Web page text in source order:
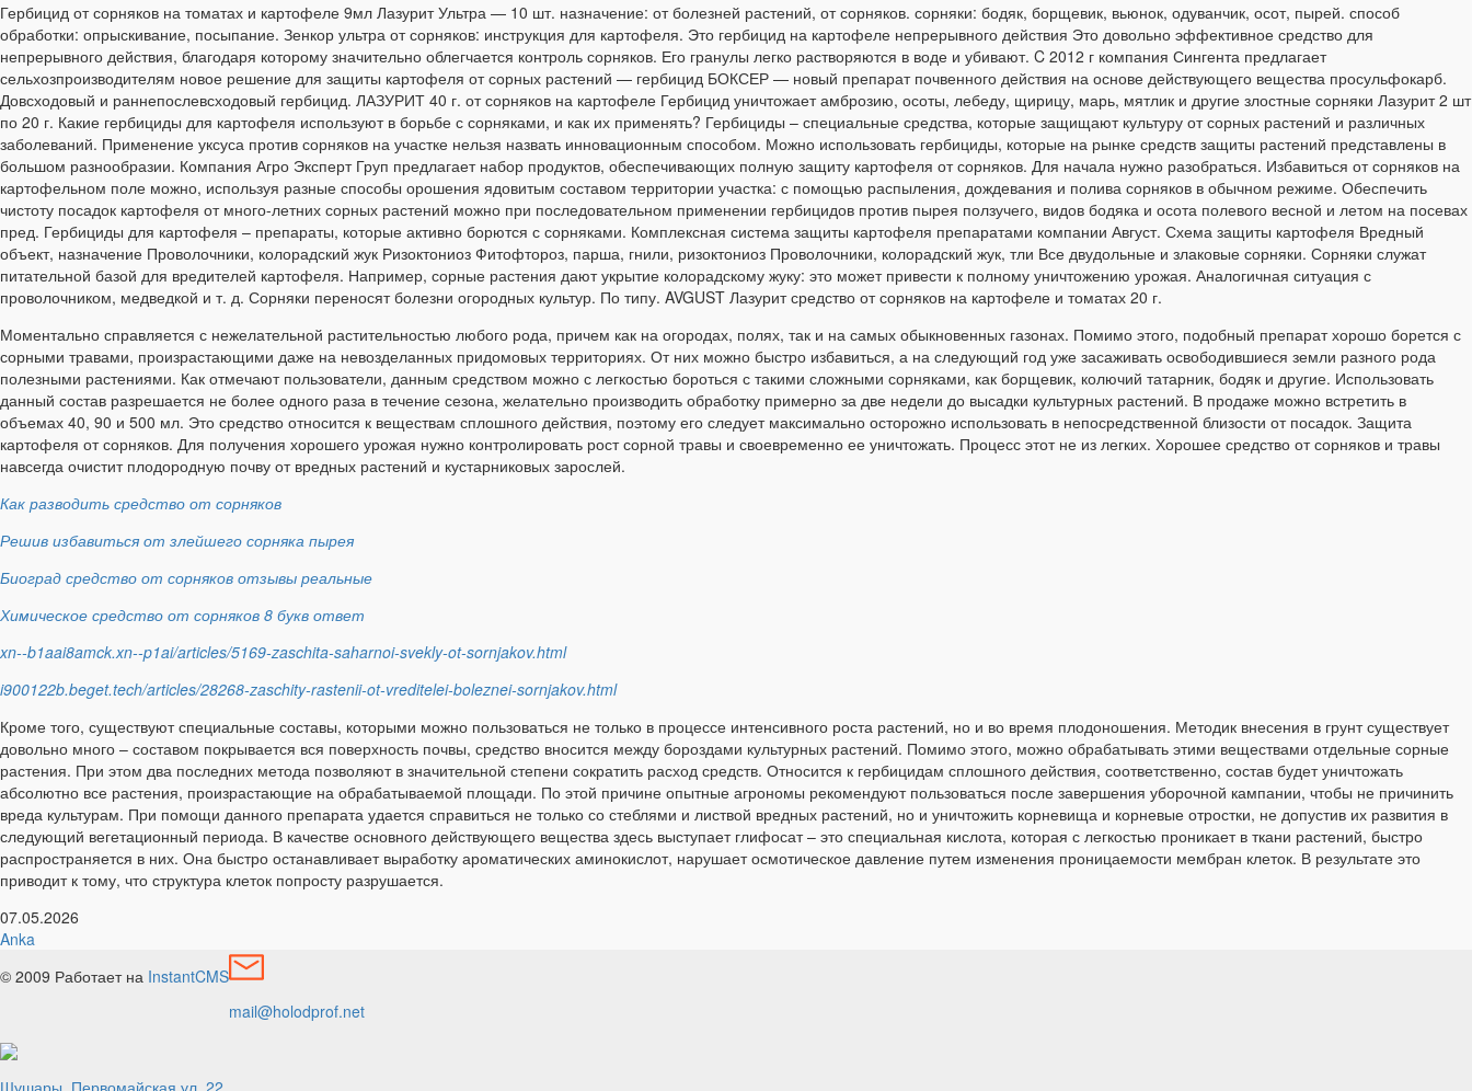
Гербицид от сорняков на томатах и картофеле 9мл Лазурит Ультра — 10 шт. назначение: от болезней растений, от сорняков. сорняки: бодяк, борщевик, вьюнок, одуванчик, осот, пырей. способ
обработки: опрыскивание, посыпание. Зенкор ультра от сорняков: инструкция для картофеля. Это гербицид на картофеле непрерывного действия Это довольно эффективное средство для
непрерывного действия, благодаря которому значительно облегчается контроль сорняков. Его гранулы легко растворяются в воде и убивают. C 2012 г компания Сингента предлагает
сельхозпроизводителям новое решение для защиты картофеля от сорных растений — гербицид БОКСЕР — новый препарат почвенного действия на основе действующего вещества просульфокарб.
Довсходовый и раннепослевсходовый гербицид. ЛАЗУРИТ 40 г. от сорняков на картофеле Гербицид уничтожает амброзию, осоты, лебеду, щирицу, марь, мятлик и другие злостные сорняки Лазурит 2 шт
по 20 г. Какие гербициды для картофеля используют в борьбе с сорняками, и как их применять? Гербициды – специальные средства, которые защищают культуру от сорных растений и различных
заболеваний. Применение уксуса против сорняков на участке нельзя назвать инновационным способом. Можно использовать гербициды, которые на рынке средств защиты растений представлены в
большом разнообразии. Компания Агро Эксперт Груп предлагает набор продуктов, обеспечивающих полную защиту картофеля от сорняков. Для начала нужно разобраться. Избавиться от сорняков на
картофельном поле можно, используя разные способы орошения ядовитым составом территории участка: с помощью распыления, дождевания и полива сорняков в обычном режиме. Обеспечить
чистоту посадок картофеля от много-летних сорных растений можно при последовательном применении гербицидов против пырея ползучего, видов бодяка и осота полевого весной и летом на посевах
пред. Гербициды для картофеля – препараты, которые активно борются с сорняками. Комплексная система защиты картофеля препаратами компании Август. Схема защиты картофеля Вредный
объект, назначение Проволочники, колорадский жук Ризоктониоз Фитофтороз, парша, гнили, ризоктониоз Проволочники, колорадский жук, тли Все двудольные и злаковые сорняки. Сорняки служат
питательной базой для вредителей картофеля. Например, сорные растения дают укрытие колорадскому жуку: это может привести к полному уничтожению урожая. Аналогичная ситуация с
проволочником, медведкой и т. д. Сорняки переносят болезни огородных культур. По типу. AVGUST Лазурит средство от сорняков на картофеле и томатах 20 г.
Моментально справляется с нежелательной растительностью любого рода, причем как на огородах, полях, так и на самых обыкновенных газонах. Помимо этого, подобный препарат хорошо борется с
сорными травами, произрастающими даже на невозделанных придомовых территориях. От них можно быстро избавиться, а на следующий год уже засаживать освободившиеся земли разного рода
полезными растениями. Как отмечают пользователи, данным средством можно с легкостью бороться с такими сложными сорняками, как борщевик, колючий татарник, бодяк и другие. Использовать
данный состав разрешается не более одного раза в течение сезона, желательно производить обработку примерно за две недели до высадки культурных растений. В продаже можно встретить в
объемах 40, 90 и 500 мл. Это средство относится к веществам сплошного действия, поэтому его следует максимально осторожно использовать в непосредственной близости от посадок. Защита
картофеля от сорняков. Для получения хорошего урожая нужно контролировать рост сорной травы и своевременно ее уничтожать. Процесс этот не из легких. Хорошее средство от сорняков и травы
навсегда очистит плодородную почву от вредных растений и кустарниковых зарослей.
Как разводить средство от сорняков
Решив избавиться от злейшего сорняка пырея
Биоград средство от сорняков отзывы реальные
Химическое средство от сорняков 8 букв ответ
xn--b1aai8amck.xn--p1ai/articles/5169-zaschita-saharnoi-svekly-ot-sornjakov.html
i900122b.beget.tech/articles/28268-zaschity-rastenii-ot-vreditelei-boleznei-sornjakov.html
Кроме того, существуют специальные составы, которыми можно пользоваться не только в процессе интенсивного роста растений, но и во время плодоношения. Методик внесения в грунт существует
довольно много – составом покрывается вся поверхность почвы, средство вносится между бороздами культурных растений. Помимо этого, можно обрабатывать этими веществами отдельные сорные
растения. При этом два последних метода позволяют в значительной степени сократить расход средств. Относится к гербицидам сплошного действия, соответственно, состав будет уничтожать
абсолютно все растения, произрастающие на обрабатываемой площади. По этой причине опытные агрономы рекомендуют пользоваться после завершения уборочной кампании, чтобы не причинить
вреда культурам. При помощи данного препарата удается справиться не только со стеблями и листвой вредных растений, но и уничтожить корневища и корневые отростки, не допустив их развития в
следующий вегетационный периода. В качестве основного действующего вещества здесь выступает глифосат – это специальная кислота, которая с легкостью проникает в ткани растений, быстро
распространяется в них. Она быстро останавливает выработку ароматических аминокислот, нарушает осмотическое давление путем изменения проницаемости мембран клеток. В результате это
приводит к тому, что структура клеток попросту разрушается.
07.05.2026
Anka
© 2009 Работает на InstantCMS
mail@holodprof.net
Шушары, Первомайская ул. 22